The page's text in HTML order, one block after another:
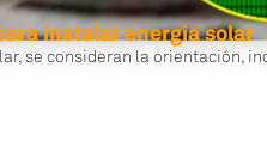
instalar energía solar
se consideran la orientación,